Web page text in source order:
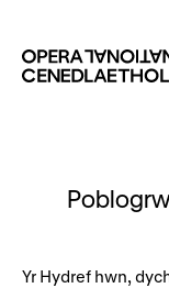
Yr Hydref hwn,